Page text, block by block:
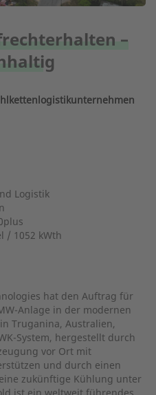
–
Logistik
/ 1052 kWth
hat den Auftrag für
Anlage in der modernen
Truganina, Australien,
System, hergestellt durch
vor Ort mit
und durch einen
zukünftige Kühlung unter
ist ein weltweit führendes